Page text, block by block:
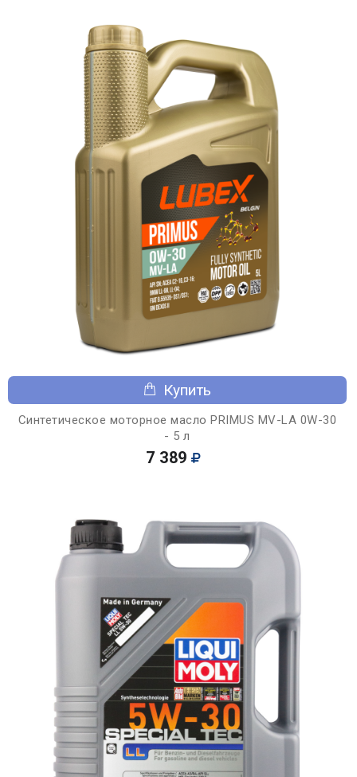
Купить
Синтетическое моторное масло PRIMUS MV-LA 0W-30
- 5 л
7 389